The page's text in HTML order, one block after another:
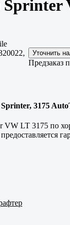
Предзаказ
3175
LT 3175 по